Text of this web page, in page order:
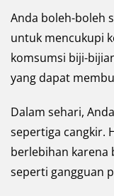
Anda boleh-boleh
untuk mencukupi
komsumsi biji-
yang dapat
Dalam sehari,
sepertiga cangkir.
berlebihan karena
seperti gangguan